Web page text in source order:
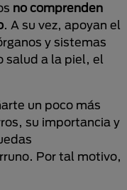
no comprenden
. A su vez, apoyan el
y sistemas
salud a la piel, el
un poco más
su importancia y
Por tal motivo,